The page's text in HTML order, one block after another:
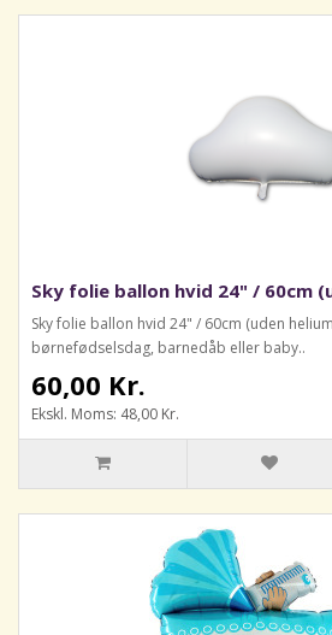
Sky folie ballon hvid 24" / 60cm
Sky folie ballon hvid 24" / 60cm (uden
børnefødselsdag, barnedåb eller baby..
60,00 Kr.
Ekskl. Moms: 48,00 Kr.